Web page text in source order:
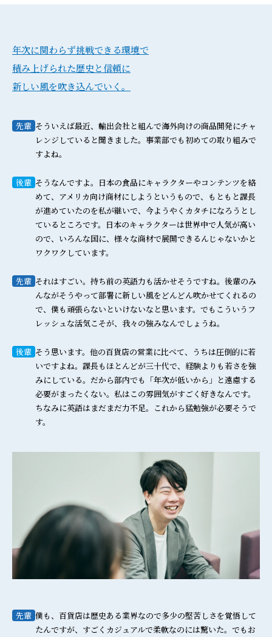
年次に関わらず挑戦できる環境で
積み上げられた歴史と信頼に
新しい風を吹き込んでいく。
先輩 そういえば最近、輸出会社と組んで海外向けの商品開発にチャ
レンジしていると聞きました。事業部でも初めての取り組みで
すよね。
後輩 そうなんですよ。日本の食品にキャラクターやコンテンツを絡
めて、アメリカ向け商材にしようというもので、もともと課長
が進めていたのを私が継いで、今ようやくカタチになろうとし
ているところです。日本のキャラクターは世界中で人気が高い
ので、いろんな国に、様々な商材で展開できるんじゃないかと
ワクワクしています。
先輩 それはすごい。持ち前の英語力も活かせそうですね。後輩のみ
んながそうやって部署に新しい風をどんどん吹かせてくれるの
で、僕も頑張らないといけないなと思います。でもこういうフ
レッシュな活気こそが、我々の強みなんでしょうね。
後輩 そう思います。他の百貨店の営業に比べて、うちは圧倒的に若
いですよね。課長もほとんどが三十代で、経験よりも若さを強
みにしている。だから部内でも「年次が低いから」と遠慮する
必要がまったくない。私はこの雰囲気がすごく好きなんです。
ちなみに英語はまだまだ力不足。これから猛勉強が必要そうで
す。
先輩 僕も、百貨店は歴史ある業界なので多少の堅苦しさを覚悟して
たんですが、すごくカジュアルで柔軟なのには驚いた。でもお